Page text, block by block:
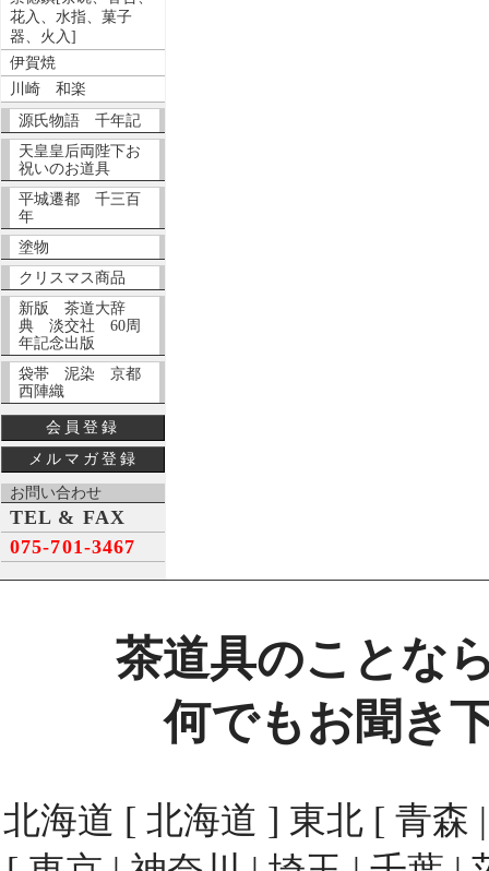
花入、水指、菓子
器、火入]
伊賀焼
川崎 和楽
源氏物語 千年記
天皇皇后両陛下お
祝いのお道具
平城遷都 千三百
年
塗物
クリスマス商品
新版 茶道大辞
典 淡交社 60周
年記念出版
袋帯 泥染 京都
西陣織
会員登録
メルマガ登録
お問い合わせ
TEL & FAX
075-701-3467
茶道具のことな
何でもお聞き
北海道 [ 北海道 ] 東北 [ 青森